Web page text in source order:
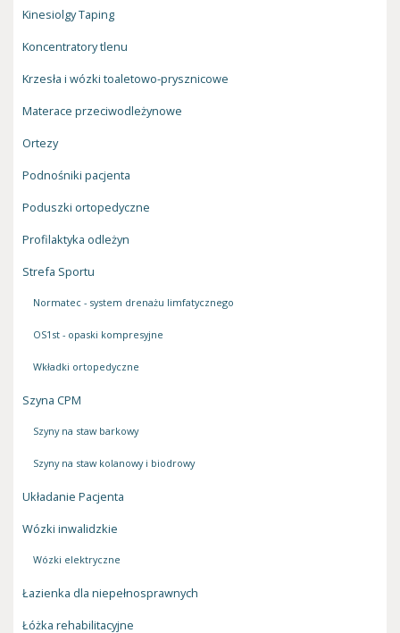
Kinesiolgy Taping
Koncentratory tlenu
Krzesła i wózki toaletowo-prysznicowe
Materace przeciwodleżynowe
Ortezy
Podnośniki pacjenta
Poduszki ortopedyczne
Profilaktyka odleżyn
Strefa Sportu
Normatec - system drenażu limfatycznego
OS1st - opaski kompresyjne
Wkładki ortopedyczne
Szyna CPM
Szyny na staw barkowy
Szyny na staw kolanowy i biodrowy
Układanie Pacjenta
Wózki inwalidzkie
Wózki elektryczne
Łazienka dla niepełnosprawnych
Łóżka rehabilitacyjne